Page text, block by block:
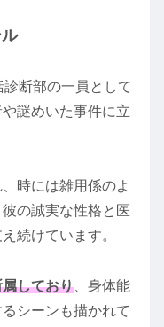
診断部の一員として
謎めいた事件に立
時には雑用係のよ
の誠実な性格と医
続けています。
しており 、身体能
シーンも描かれて